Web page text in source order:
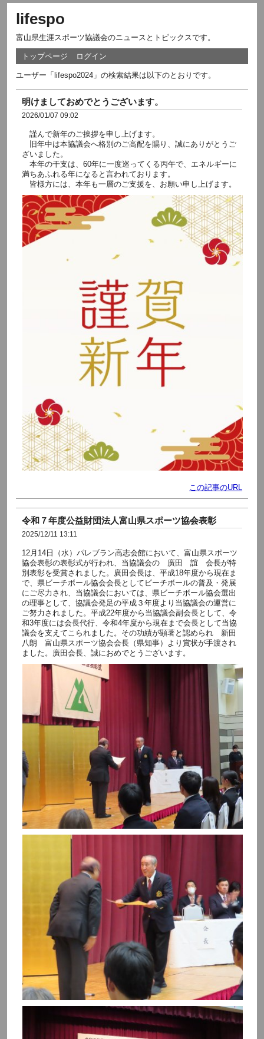
lifespo
富山県生涯スポーツ協議会のニュースとトピックスです。
トップページ ログイン
ユーザー「lifespo2024」の検索結果は以下のとおりです。
明けましておめでとうございます。
2026/01/07 09:02
謹んで新年のご挨拶を申し上げます。
旧年中は本協議会へ格別のご高配を賜り、誠にありがとうご
ざいました。
本年の干支は、60年に一度巡ってくる丙午で、エネルギーに
満ちあふれる年になると言われております。
皆様方には、本年も一層のご支援を、お願い申し上げます。
この記事のURL
令和７年度公益財団法人富山県スポーツ協会表彰
2025/12/11 13:11
12月14日（水）パレブラン高志会館において、富山県スポーツ
協会表彰の表彰式が行われ、当協議会の 廣田 誼 会長が特
別表彰を受賞されました。廣田会長は、平成18年度から現在ま
で、県ビーチボール協会会長としてビーチボールの普及・発展
にご尽力され、当協議会においては、県ビーチボール協会選出
の理事として、協議会発足の平成３年度より当協議会の運営に
ご努力されました。平成22年度から当協議会副会長として、令
和3年度には会長代行、令和4年度から現在まで会長として当協
議会を支えてこられました。その功績が顕著と認められ 新田
八朗 富山県スポーツ協会会長（県知事）より賞状が手渡され
ました。廣田会長、誠におめでとうございます。